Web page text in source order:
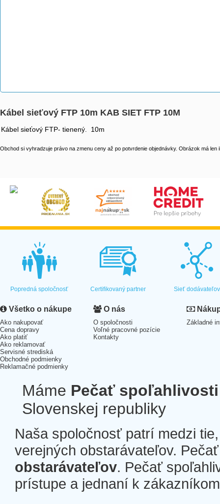
Kábel sieťový FTP 10m KAB SIET FTP 10M
Kábel sieťový FTP- tienený. 10m
Obchod si vyhradzuje právo na zmenu ceny až po potvrdenie objednávky. Obrázok má len
Popredná spoločnosť Certifikovaný partner Sieť dodávateľov
Všetko o nákupe
Ako nakupovať
Cena dopravy
Ako platiť
Ako reklamovať
Servisné strediská
Obchodné podmienky
Reklamačné podmienky
O nás
O spoločnosti
Voľné pracovné pozície
Kontakty
Základné
Máme Pečať spoľahlivosti
Slovenskej republiky
Naša spoločnosť patrí medzi
verejných obstarávateľov.
obstarávateľov. Pečať
prístupe a jednaní k